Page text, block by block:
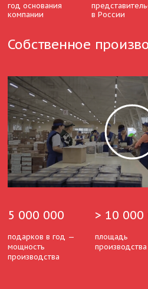
год основания
компании
в России
Собственное
5 000 000
подарков в год —
мощность
производства
> 10
площадь
производства